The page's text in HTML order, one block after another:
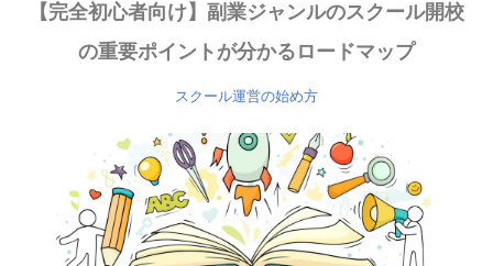
【完全初心者向け】副業ジャンルのスクール開校
の重要ポイントが分かるロードマップ
スクール運営の始め方